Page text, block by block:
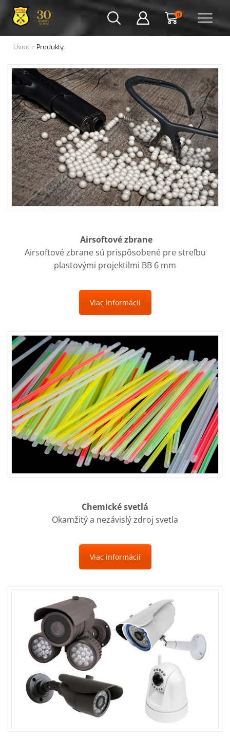
0
Úvod Produkty
Airsoftové zbrane
Airsoftové zbrane sú prispôsobené pre streľbu
plastovými projektilmi BB 6 mm
Viac informácií
Chemické svetlá
Okamžitý a nezávislý zdroj svetla
Viac informácií